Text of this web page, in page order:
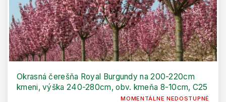
Okrasná čerešňa Royal Burgundy na 200-220cm
kmeni, výška 240-280cm, obv. kmeňa 8-10cm, C25
MOMENTÁLNE NEDOSTUPNÉ